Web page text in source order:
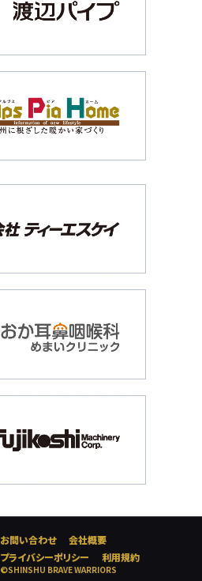
お問い合わせ
会社概要
プライバシーポリシー
利用規約
©SHINSHU BRAVE WARRIORS